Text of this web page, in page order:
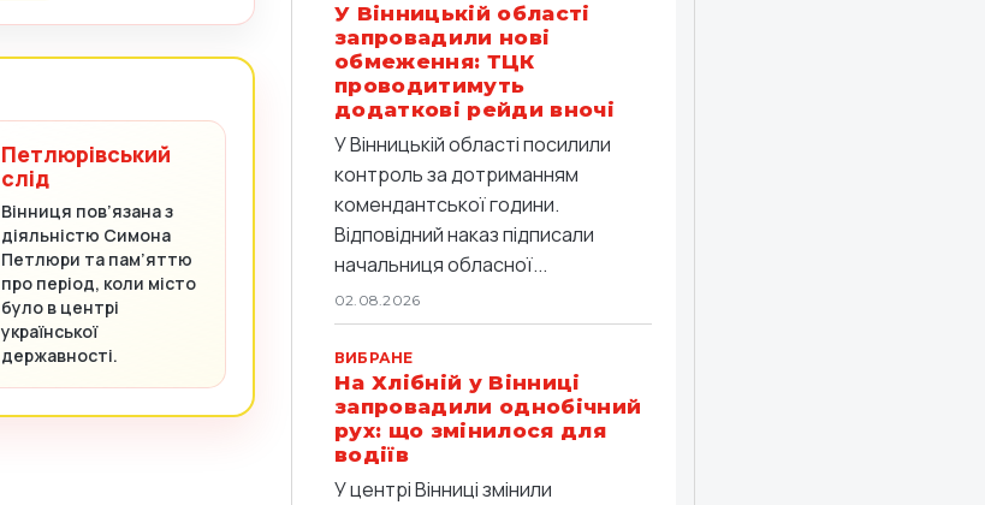
Петлюрівський
слід
Вінниця пов’язана з
діяльністю Симона
Петлюри та пам’яттю
про період, коли місто
було в центрі
української
державності.
У Вінницькій області
запровадили нові
обмеження: ТЦК
проводитимуть
додаткові рейди вночі
У Вінницькій області посилили
контроль за дотриманням
комендантської години.
Відповідний наказ підписали
начальниця обласної...
02.08.2026
ВИБРАНЕ
На Хлібній у Вінниці
запровадили однобічний
рух: що змінилося для
водіїв
У центрі Вінниці змінили